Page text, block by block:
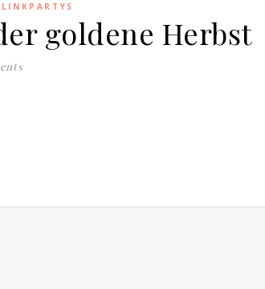
goldene Herbst